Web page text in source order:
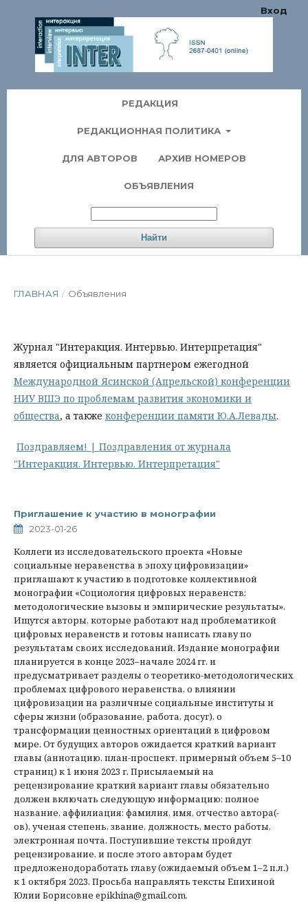
РЕДАКЦИЯ
РЕДАКЦИОННАЯ ПОЛИТИКА
ДЛЯ АВТОРОВ АРХИВ НОМЕРОВ
ОБЪЯВЛЕНИЯ
Найти
Вход
ГЛАВНАЯ / Объявления
Журнал "Интеракция. Интервью. Интерпретация"
является официальным партнером ежегодной
Международной Ясинской (Апрельской) конференции
НИУ ВШЭ по проблемам развития экономики и
общества, а также конференции памяти Ю.А.Левады.
Поздравляем! | Поздравления от журнала
"Интеракция. Интервью. Интерпретация"
Приглашение к участию в монографии
2023-01-26
Коллеги из исследовательского проекта «Новые
социальные неравенства в эпоху цифровизации»
приглашают к участию в подготовке коллективной
монографии «Социология цифровых неравенств:
методологические вызовы и эмпирические результаты».
Ищутся авторы, которые работают над проблематикой
цифровых неравенств и готовы написать главу по
результатам своих исследований. Издание монографии
планируется в конце 2023–начале 2024 гг. и
предусматривает разделы о теоретико-методологических
проблемах цифрового неравенства, о влиянии
цифровизации на различные социальные институты и
сферы жизни (образование, работа, досуг), о
трансформации ценностных ориентаций в цифровом
мире. От будущих авторов ожидается краткий вариант
главы (аннотацию, план-проспект, примерный объем 5–10
страниц) к 1 июня 2023 г. Присылаемый на
рецензирование краткий вариант главы обязательно
должен включать следующую информацию: полное
название, аффилиация: фамилия, имя, отчество автора(-
ов), ученая степень, звание, должность, место работы,
электронная почта. Поступившие тексты пройдут
рецензирование, и после этого авторам будет
предложенодоработать главу (ожидаемый объем 1–2 п.л.)
к 1 октября 2023. Просьба направлять тексты Епихиной
Юлии Борисовне epikhina@gmail.com.